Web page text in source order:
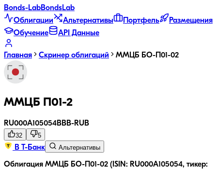
Bonds-LabBondsLab
Облигации
Альтернативы Портфель
Размещения
Обучение
API Данные
Главная Скринер облигаций ММЦБ БО-П01-02
ММЦБ П01-2
RU000A105054BBB-RUB
32 5
В Т-Банк Альтернативы
Облигация ММЦБ БО-П01-02 (ISIN: RU000A105054, тикер: